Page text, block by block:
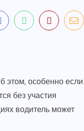
этом, особенно если
без участия
водитель может